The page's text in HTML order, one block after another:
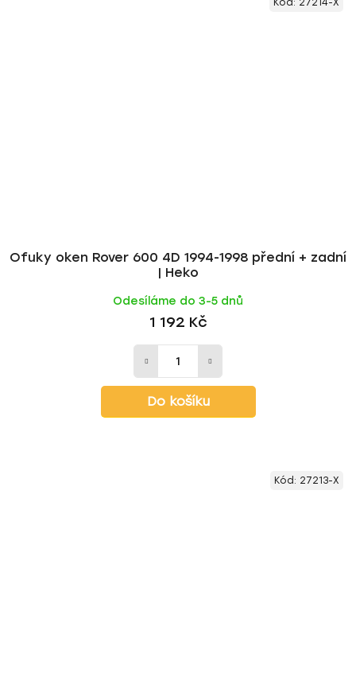
Ofuky oken Rover 600 4D 1994-1998 přední + zadní
| Heko
Odesíláme do 3-5 dnů
1 192 Kč
Do košíku
Kód: 27214-X
Kód: 27213-X